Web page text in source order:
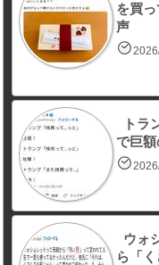
を買
声
トラ
で巨
ウォ
ら「